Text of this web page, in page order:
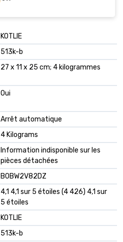
‎KOTLIE
‎513k-b
‎27 x 11 x 25 cm; 4 kilogrammes
‎Oui
‎Arrêt automatique
‎4 Kilograms
‎Information indisponible sur les
pièces détachées
B0BW2V82DZ
4,1 4,1 sur 5 étoiles (4 426) 4,1 sur
5 étoiles
KOTLIE
513k-b